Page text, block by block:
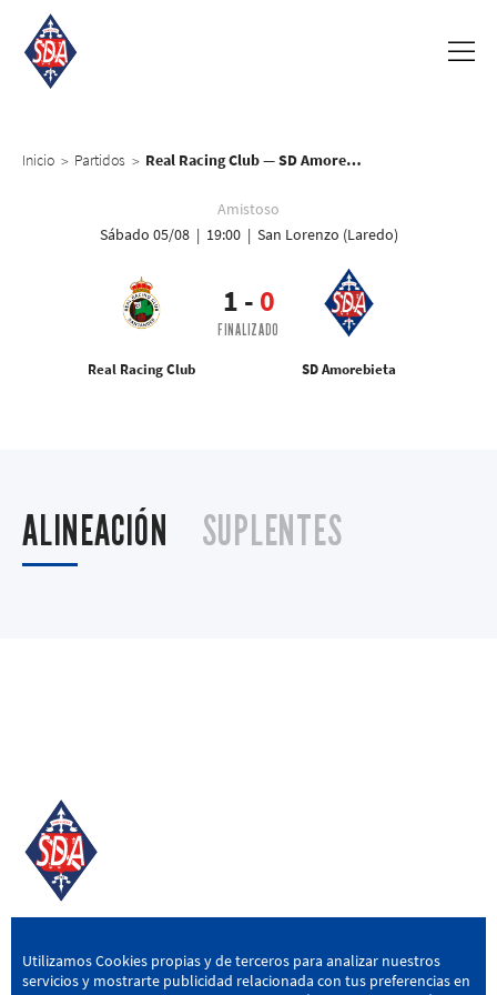
Inicio > Partidos > Real Racing Club — SD Amorebieta
Amistoso
Sábado 05/08 | 19:00 | San Lorenzo (Laredo)
SD Amorebieta
0
-
1
FINALIZADO
Real Racing Club
ALINEACIÓN SUPLENTES
SD AMOREBIETA
Utilizamos Cookies propias y de terceros para analizar nuestros
servicios y mostrarte publicidad relacionada con tus preferencias en